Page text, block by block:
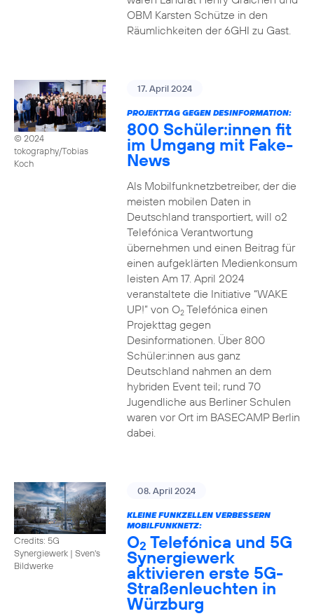
OBM Karsten Schütze in den
Räumlichkeiten der 6GHI zu Gast.
© 2024
tokography/Tobias
Koch
17. April 2024
PROJEKTTAG GEGEN DESINFORMATION:
800 Schüler:innen fit
im Umgang mit Fake-
News
Als Mobilfunknetzbetreiber, der die
meisten mobilen Daten in
Deutschland transportiert, will o2
Telefónica Verantwortung
übernehmen und einen Beitrag für
einen aufgeklärten Medienkonsum
leisten Am 17. April 2024
veranstaltete die Initiative “WAKE
UP!” von O2Telefónica einen
Projekttag gegen
Desinformationen. Über 800
Schüler:innen aus ganz
Deutschland nahmen an dem
hybriden Event teil; rund 70
Jugendliche aus Berliner Schulen
waren vor Ort im BASECAMP Berlin
dabei.
Credits: 5G
Synergiewerk | Sven's
Bildwerke
08. April 2024
KLEINE FUNKZELLEN VERBESSERN
MOBILFUNKNETZ:
O2 Telefónica und 5G
Synergiewerk
aktivieren erste 5G-
Straßenleuchten in
Würzburg